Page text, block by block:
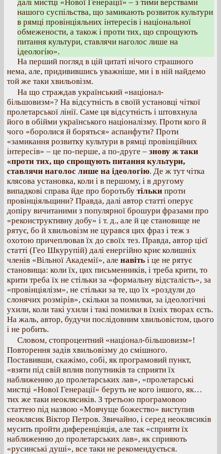
далі мистці «Нової Генерації» – з тими верствами
нашого суспільства, що замикають розвиток культури
в рямці провінціяльних інтересів і національної
обмежености, а також і проти тих, що спрощують
питання культури, ставлячи наголос лише на
ідеологію».
На перший погляд в цій цитаті нічого страшного
нема, але, придивившись уважніше, ми і в ній найдемо
той же таки хвильовізм.
На що страждав український «націонал-
більшовизм»? На відсутність в своїй установці чіткої
пролетарської лінії. Саме ця відсутність і штовхнула
його в обійми українського націоналізму. Проти кого й
чого «боролися й боряться» аспанфути? Проти
«замикання розвитку культури в рямці провінційних
інтересів» – це по-перше, а по-друге – знову ж таки
«проти тих, що спрощують питання культури,
ставлячи наголос лише на ідеологію. Де ж тут чітка
клясова установка, коли і в першому, і в другому
випадкові справа йде про боротьбу тільки проти
провінціяльщини? Правда, далі автор статті оперує
допіру вичитаними з популярної брошури фразами про
«реконструктивну добу» і т. д., але й це становище не
рятує, бо й хвильовізм не цурався цих фраз і теж з
охотою причеплював їх до своїх тез. Правда, автор цієї
статті (Гео Шкурупій) далі енергійно криє колишніх
членів «Вільної Академії», але навіть і це не рятує
становища: коли їх, цих письменників, і треба крити, то
крити треба їх не стільки за «формальну відсталість», за
«провінціялізм», не стільки за те, що їх «роздули до
слонячих розмірів», скільки за помилки, за ідеологічні
ухили, коли такі ухили і такі помилки в їхніх творах єсть.
На жаль, автор, будучи послідовним хвильовістом, цього
і не робить.
Словом, стопроцентний «націонал-більшовизм»!
Повторення задів хвильовізму до смішного.
Поставивши, скажімо, собі, як програмовий пункт,
«взяти під свій вплив попутників та сприяти їх
наближенню до пролетарських лав», «пролетарські
мистці «Нової Генерації» беруть не кого іншого, як…
тих же таки неоклясиків. З третьою програмовою
статтею під назвою «Мовчуще божество» виступив
неоклясик Віктор Петров. Звичайно, і серед неоклясиків
мусить пройти диференціяція, але так «сприяти їх
наближенню до пролетарських лав», як сприяють
«русинські душі», все таки не рекомендується.